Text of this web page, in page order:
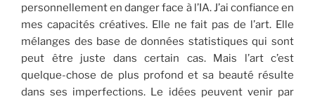
personnellement en danger face à l’IA. J’ai confiance en
mes capacités créatives. Elle ne fait pas de l’art. Elle
mélanges des base de données statistiques qui sont
peut être juste dans certain cas. Mais l’art c’est
quelque-chose de plus profond et sa beauté résulte
dans ses imperfections. Le idées peuvent venir par